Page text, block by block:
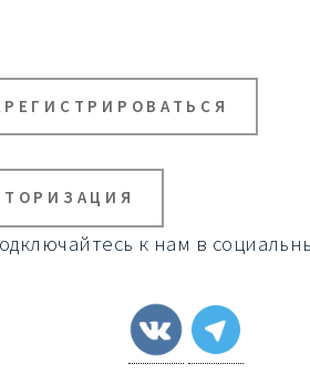
к нам в